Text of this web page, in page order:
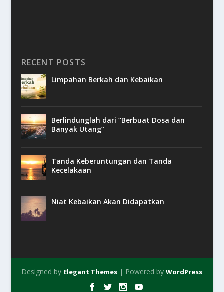
RECENT POSTS
Limpahan Berkah dan Kebaikan
Berlindunglah dari “Berbuat Dosa dan
Banyak Utang”
Tanda Keberuntungan dan Tanda
Kecelakaan
Niat Kebaikan Akan Didapatkan
Designed by Elegant Themes| Powered by WordPress